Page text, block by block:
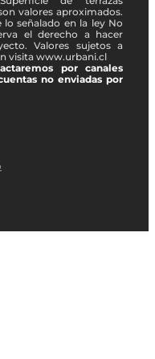
valores aproximados.
señalado en la ley No
el derecho a hacer
Valores sujetos a
visita www.urbani.cl
por canales
no enviadas por